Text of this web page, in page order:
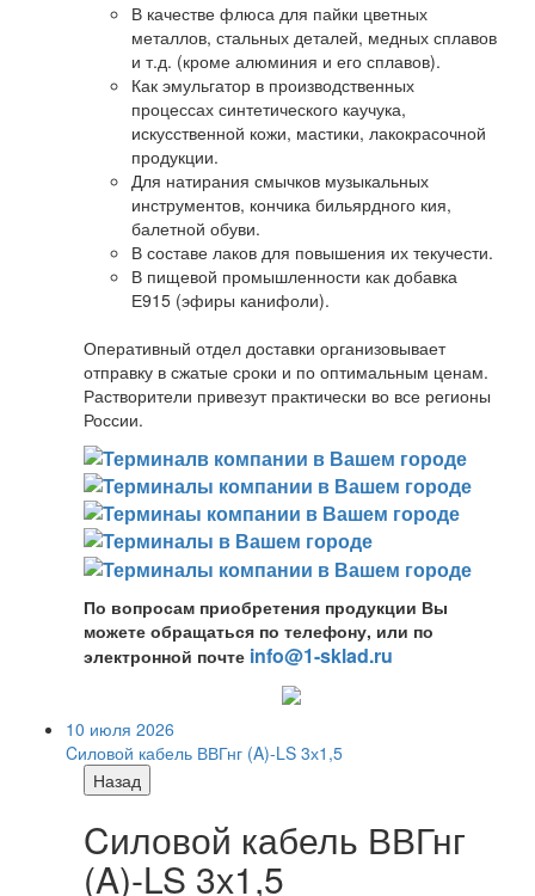
В качестве флюса для пайки цветных
металлов, стальных деталей, медных сплавов
и т.д. (кроме алюминия и его сплавов).
Как эмульгатор в производственных
процессах синтетического каучука,
искусственной кожи, мастики, лакокрасочной
продукции.
Для натирания смычков музыкальных
инструментов, кончика бильярдного кия,
балетной обуви.
В составе лаков для повышения их текучести.
В пищевой промышленности как добавка
Е915 (эфиры канифоли).
Оперативный отдел доставки организовывает
отправку в сжатые сроки и по оптимальным ценам.
Растворители привезут практически во все регионы
России.
По вопросам приобретения продукции Вы
можете обращаться по телефону, или по
электронной почте info@1-sklad.ru
10 июля 2026
Cиловой кабель ВВГнг (A)-LS 3х1,5
Назад
Cиловой кабель ВВГнг
(A)-LS 3х1,5